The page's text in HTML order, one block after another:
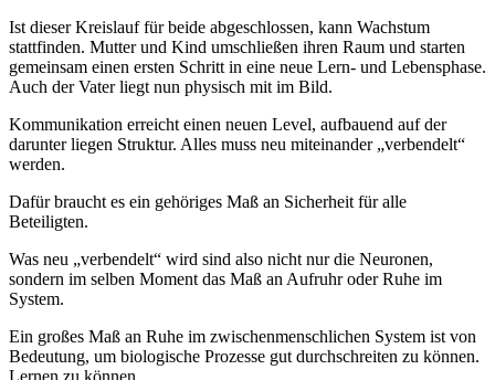
Ist dieser Kreislauf für beide abgeschlossen, kann Wachstum
stattfinden. Mutter und Kind umschließen ihren Raum und starten
gemeinsam einen ersten Schritt in eine neue Lern- und Lebensphase.
Auch der Vater liegt nun physisch mit im Bild.
Kommunikation erreicht einen neuen Level, aufbauend auf der
darunter liegen Struktur. Alles muss neu miteinander „verbendelt“
werden.
Dafür braucht es ein gehöriges Maß an Sicherheit für alle
Beteiligten.
Was neu „verbendelt“ wird sind also nicht nur die Neuronen,
sondern im selben Moment das Maß an Aufruhr oder Ruhe im
System.
Ein großes Maß an Ruhe im zwischenmenschlichen System ist von
Bedeutung, um biologische Prozesse gut durchschreiten zu können.
Lernen zu können.